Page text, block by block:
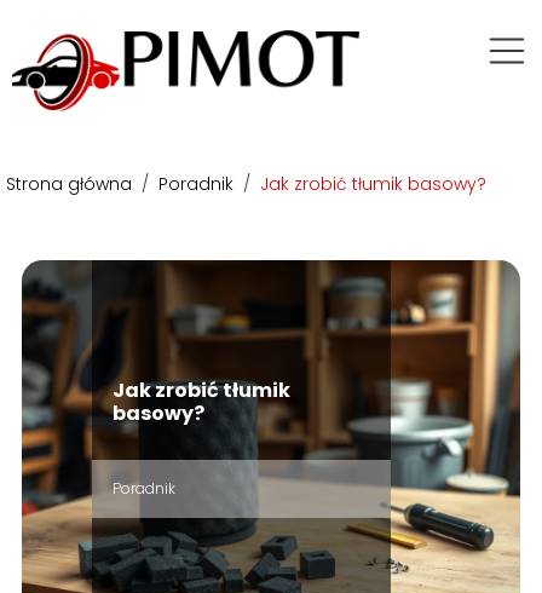
Strona główna / Poradnik / Jak zrobić tłumik basowy?
Jak zrobić tłumik
basowy?
Poradnik